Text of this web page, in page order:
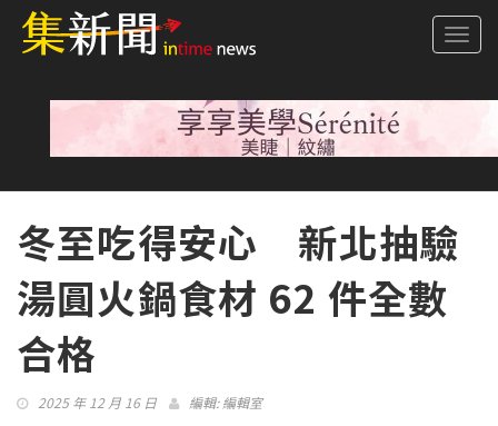
冬至吃得安心 新北抽驗
湯圓火鍋食材 62 件全數
合格
2025 年 12 月 16 日 編輯:編輯室